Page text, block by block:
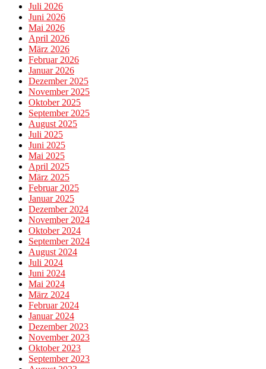
Juli 2026
Juni 2026
Mai 2026
April 2026
März 2026
Februar 2026
Januar 2026
Dezember 2025
November 2025
Oktober 2025
September 2025
August 2025
Juli 2025
Juni 2025
Mai 2025
April 2025
März 2025
Februar 2025
Januar 2025
Dezember 2024
November 2024
Oktober 2024
September 2024
August 2024
Juli 2024
Juni 2024
Mai 2024
März 2024
Februar 2024
Januar 2024
Dezember 2023
November 2023
Oktober 2023
September 2023